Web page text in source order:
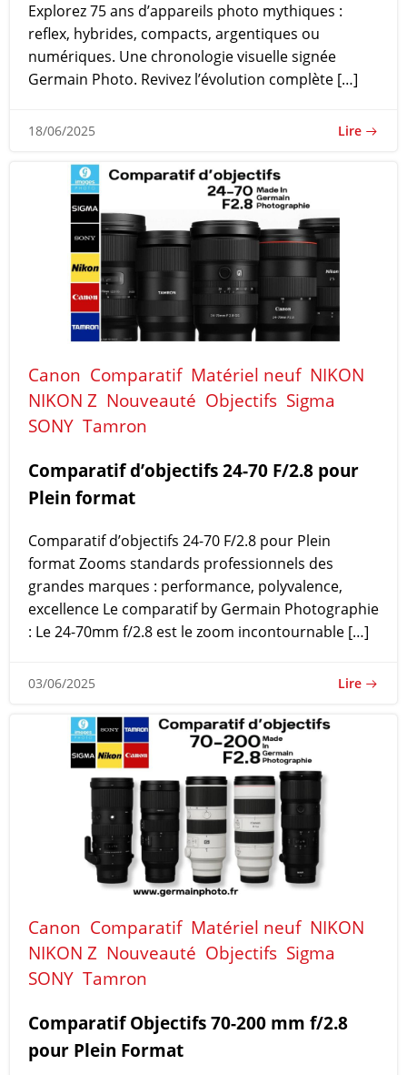
Explorez 75 ans d’appareils photo mythiques :
reflex, hybrides, compacts, argentiques ou
numériques. Une chronologie visuelle signée
Germain Photo. Revivez l’évolution complète […]
18/06/2025 Lire
Canon Comparatif Matériel neuf NIKON
NIKON Z Nouveauté Objectifs Sigma
SONY Tamron
Comparatif d’objectifs 24-70 F/2.8 pour
Plein format
Comparatif d’objectifs 24-70 F/2.8 pour Plein
format Zooms standards professionnels des
grandes marques : performance, polyvalence,
excellence Le comparatif by Germain Photographie
: Le 24-70mm f/2.8 est le zoom incontournable […]
03/06/2025 Lire
Canon Comparatif Matériel neuf NIKON
NIKON Z Nouveauté Objectifs Sigma
SONY Tamron
Comparatif Objectifs 70-200 mm f/2.8
pour Plein Format